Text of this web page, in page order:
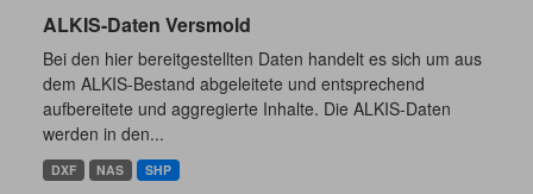
ALKIS-Daten Versmold
Bei den hier bereitgestellten Daten handelt es sich um aus
dem ALKIS-Bestand abgeleitete und entsprechend
aufbereitete und aggregierte Inhalte. Die ALKIS-Daten
werden in den...
DXF NAS SHP